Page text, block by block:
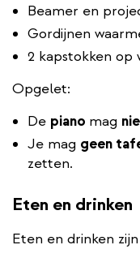
Beamer en
Gordijnen
2 kapstokken op
Opgelet:
De piano mag
Je mag geen
zetten.
Eten en drinken
Eten en drinken zijn